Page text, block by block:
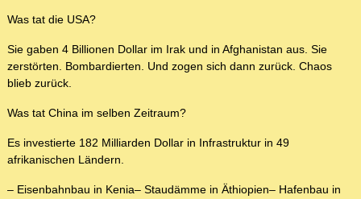
Was tat die USA?
Sie gaben 4 Billionen Dollar im Irak und in Afghanistan aus. Sie
zerstörten. Bombardierten. Und zogen sich dann zurück. Chaos
blieb zurück.
Was tat China im selben Zeitraum?
Es investierte 182 Milliarden Dollar in Infrastruktur in 49
afrikanischen Ländern.
– Eisenbahnbau in Kenia– Staudämme in Äthiopien– Hafenbau in